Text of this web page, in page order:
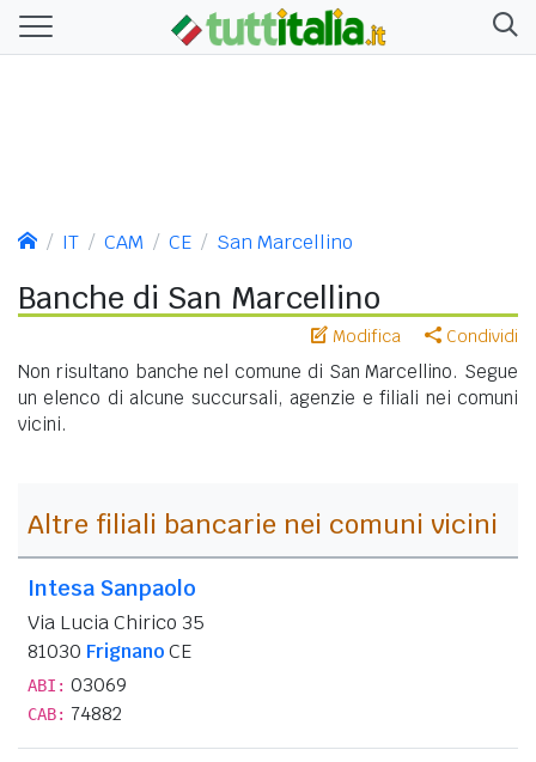
IT CAM CE San Marcellino
Banche di San Marcellino
Modifica Condividi
Non risultano banche nel comune di San Marcellino. Segue
un elenco di alcune succursali, agenzie e filiali nei comuni
vicini.
Altre filiali bancarie nei comuni vicini
Intesa Sanpaolo
Via Lucia Chirico 35
81030 FrignanoCE
ABI: 03069
CAB: 74882